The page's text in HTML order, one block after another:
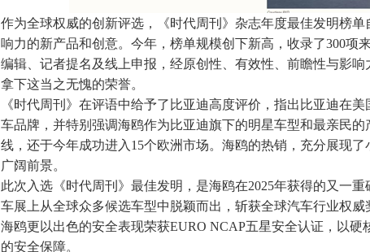
作为全球权威的创新评选，《时代周刊》杂志年度最佳发明榜
响力的新产品和创意。今年，榜单规模创下新高，收录了300项
编辑、记者提名及线上申报，经原创性、有效性、前瞻性与影响
拿下这当之无愧的荣誉。
《时代周刊》在评语中给予了比亚迪高度评价，指出比亚迪在
车品牌，并特别强调海鸥作为比亚迪旗下的明星车型和最亲民
线，还于今年成功进入15个欧洲市场。海鸥的热销，充分展现
广阔前景。
此次入选《时代周刊》最佳发明，是海鸥在2025年获得的又一
车展上从全球众多候选车型中脱颖而出，斩获全球汽车行业权威
海鸥更以出色的安全表现荣获EURO NCAP五星安全认证，以
的安全保障。